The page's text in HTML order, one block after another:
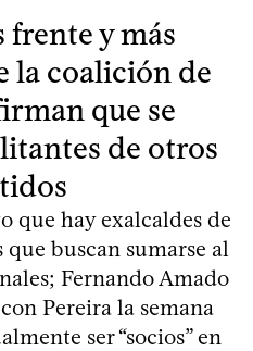
frente y más
la coalición de
que se
de otros
que hay exalcaldes de
buscan sumarse al
Fernando Amado
Pereira la semana
ser “socios” en